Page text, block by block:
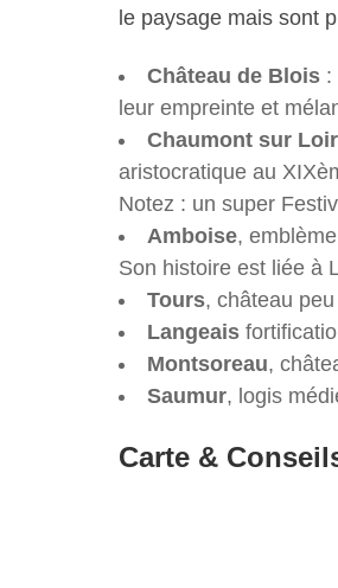
le paysage mais sont
Château de Blois:
leur empreinte et
Chaumont sur
aristocratique au
Notez : un super
Amboise,
Son histoire est liée à
Tours, château
Langeais
Montsoreau,
Saumur, logis
Carte &